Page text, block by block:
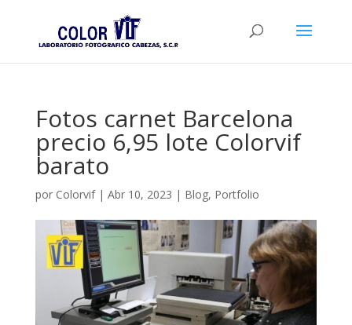
Fotos carnet Barcelona
precio 6,95 lote Colorvif
barato
por Colorvif| Abr 10, 2023 | Blog, Portfolio